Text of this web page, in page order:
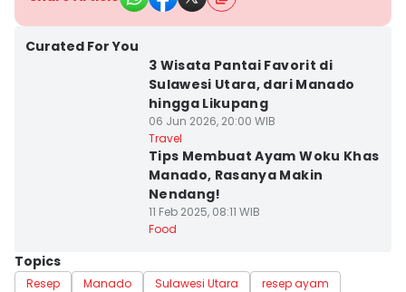
Curated For You
3 Wisata Pantai Favorit di
Sulawesi Utara, dari Manado
hingga Likupang
06 Jun 2026, 20:00 WIB
Travel
Tips Membuat Ayam Woku Khas
Manado, Rasanya Makin
Nendang!
11 Feb 2025, 08:11 WIB
Food
Topics
Resep Manado Sulawesi Utara
resep ayam